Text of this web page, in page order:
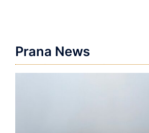
ョ
ン
Prana News